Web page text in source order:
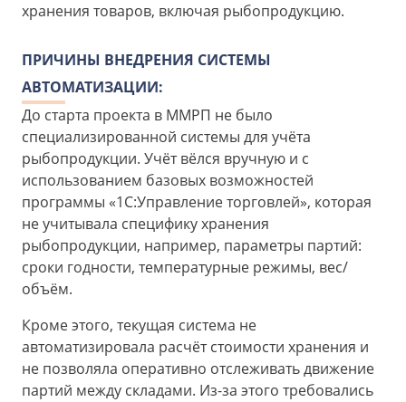
хранения товаров, включая рыбопродукцию.
ПРИЧИНЫ ВНЕДРЕНИЯ СИСТЕМЫ
АВТОМАТИЗАЦИИ:
До старта проекта в ММРП не было
специализированной системы для учёта
рыбопродукции. Учёт вёлся вручную и с
использованием базовых возможностей
программы «1С:Управление торговлей», которая
не учитывала специфику хранения
рыбопродукции, например, параметры партий:
сроки годности, температурные режимы, вес/
объём.
Кроме этого, текущая система не
автоматизировала расчёт стоимости хранения и
не позволяла оперативно отслеживать движение
партий между складами. Из-за этого требовались